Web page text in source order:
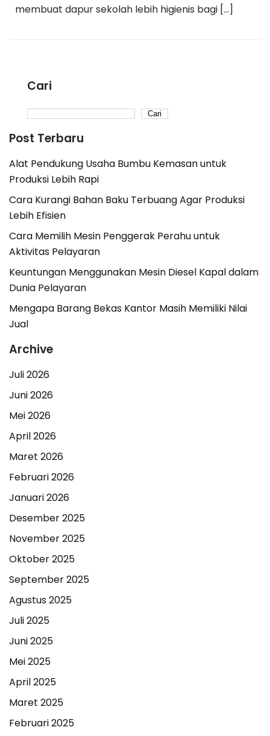
membuat dapur sekolah lebih higienis bagi […]
Cari
Cari
Post Terbaru
Alat Pendukung Usaha Bumbu Kemasan untuk
Produksi Lebih Rapi
Cara Kurangi Bahan Baku Terbuang Agar Produksi
Lebih Efisien
Cara Memilih Mesin Penggerak Perahu untuk
Aktivitas Pelayaran
Keuntungan Menggunakan Mesin Diesel Kapal dalam
Dunia Pelayaran
Mengapa Barang Bekas Kantor Masih Memiliki Nilai
Jual
Archive
Juli 2026
Juni 2026
Mei 2026
April 2026
Maret 2026
Februari 2026
Januari 2026
Desember 2025
November 2025
Oktober 2025
September 2025
Agustus 2025
Juli 2025
Juni 2025
Mei 2025
April 2025
Maret 2025
Februari 2025